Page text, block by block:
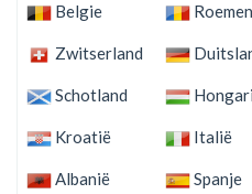
Belgie
Zwitserland
Schotland
Kroatië Italië
Albanië Spanje